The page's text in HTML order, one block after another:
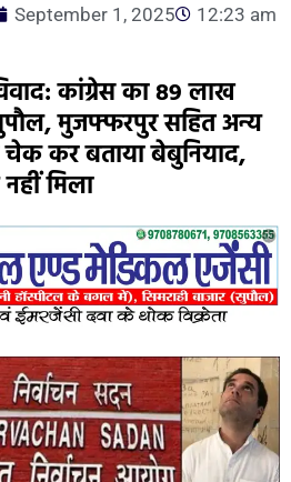
September 1, 2025
12:23 am
कांग्रेस का 89 लाख
मुजफ्फरपुर सहित अन्य
कर बताया बेबुनियाद,
मिला